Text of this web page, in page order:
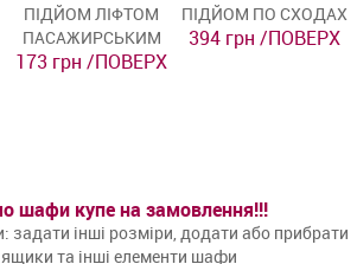
ПІДЙОМ ЛІФТОМ
ПАСАЖИРСЬКИМ
173 грн /ПОВЕРХ
ПІДЙОМ ПО СХОДАХ
394 грн /ПОВЕРХ
шафи купе на замовлення!!!
інші розміри, додати або прибрати
та інші елементи шафи